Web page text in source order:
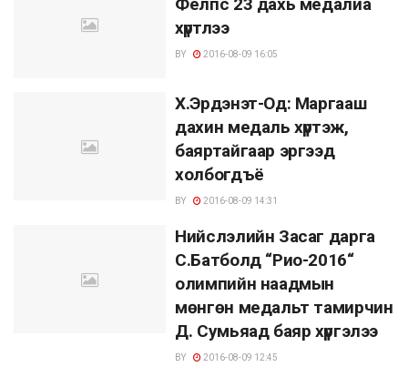
хүртлээ
BY 2016-08-09 16:05
Х.Эрдэнэт-Од: Маргааш
дахин медаль хүртэж,
баяртайгаар эргээд
холбогдъё
BY 2016-08-09 14:31
Нийслэлийн Засаг дарга
С.Батболд “Рио-2016“
олимпийн наадмын
мөнгөн медальт тамирчин
Д. Сумьяад баяр хүргэлээ
BY 2016-08-09 12:45